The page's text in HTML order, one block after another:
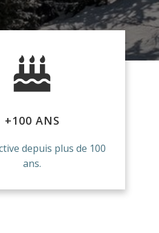
+100 ANS
depuis plus de 100
ans.